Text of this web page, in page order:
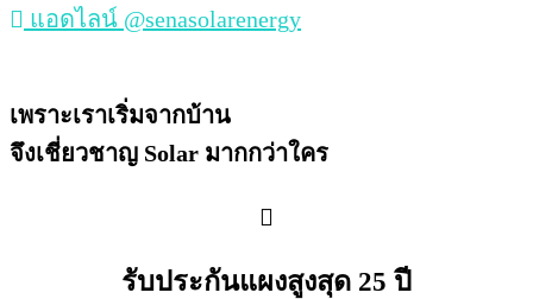
แอดไลน์ @senasolarenergy
เพราะเราเริ่มจากบ้าน
จึงเชี่ยวชาญ Solar มากกว่าใคร
รับประกันแผงสูงสุด 25 ปี